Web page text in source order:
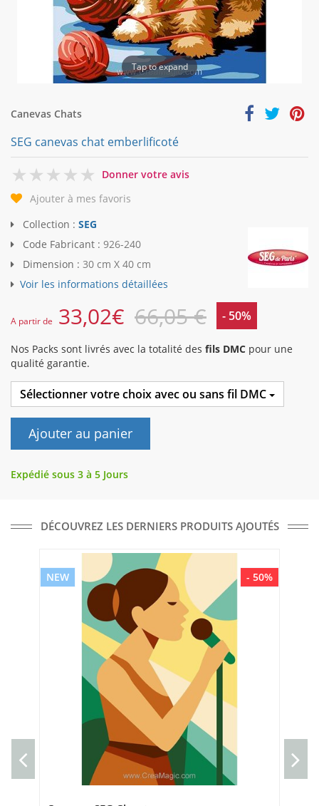
Tap to expand
Canevas Chats
SEG canevas chat emberlificoté
0
Donner votre avis
Ajouter à mes favoris
Collection : SEG
Code Fabricant : 926-240
Dimension : 30 cm X 40 cm
Voir les informations détaillées
A partir de 33,02€ 66,05 € - 50%
Nos Packs sont livrés avec la totalité des fils DMC pour une
qualité garantie.
Sélectionner votre choix avec ou sans fil DMC
Ajouter au panier
Expédié sous 3 à 5 Jours
DÉCOUVREZ LES DERNIERS PRODUITS AJOUTÉS
- 50%
NEW